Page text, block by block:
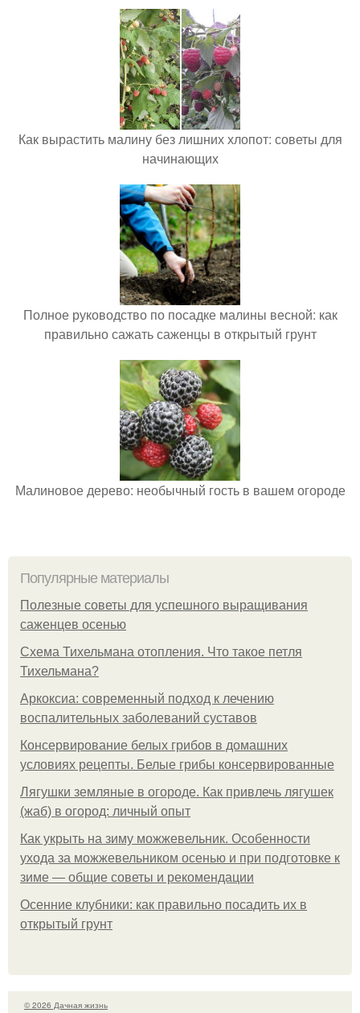
Как вырастить малину без лишних хлопот: советы для
начинающих
Полное руководство по посадке малины весной: как
правильно сажать саженцы в открытый грунт
Малиновое дерево: необычный гость в вашем огороде
Популярные материалы
Полезные советы для успешного выращивания
саженцев осенью
Схема Тихельмана отопления. Что такое петля
Тихельмана?
Аркоксиа: современный подход к лечению
воспалительных заболеваний суставов
Консервирование белых грибов в домашних
условиях рецепты. Белые грибы консервированные
Лягушки земляные в огороде. Как привлечь лягушек
(жаб) в огород: личный опыт
Как укрыть на зиму можжевельник. Особенности
ухода за можжевельником осенью и при подготовке к
зиме — общие советы и рекомендации
Осенние клубники: как правильно посадить их в
открытый грунт
© 2026 Дачная жизнь